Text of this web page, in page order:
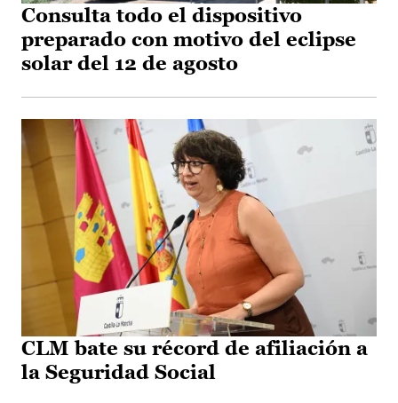
Consulta todo el dispositivo
preparado con motivo del eclipse
solar del 12 de agosto
CLM bate su récord de afiliación a
la Seguridad Social